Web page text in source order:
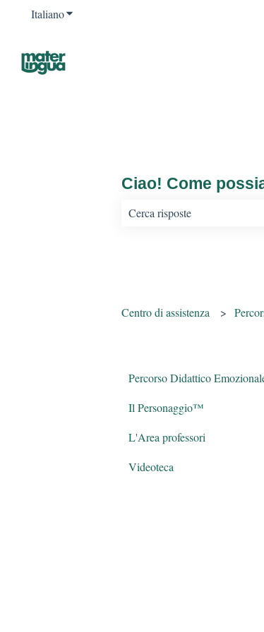
ItalianoMostra sottomenu per le traduzioni
Ciao! Come
Centro di assistenza
Percorso Didattico
Il Personaggio™
L'Area professori
Videoteca